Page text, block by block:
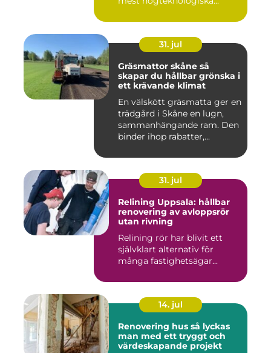
31. jul
Gräsmattor skåne så
skapar du hållbar grönska i
ett krävande klimat
En välskött gräsmatta ger en
trädgård i Skåne en lugn,
sammanhängande ram. Den
binder ihop rabatter,...
31. jul
Relining Uppsala: hållbar
renovering av avloppsrör
utan rivning
Relining rör har blivit ett
självklart alternativ för
många fastighetsägar...
14. jul
Renovering hus så lyckas
man med ett tryggt och
värdeskapande projekt